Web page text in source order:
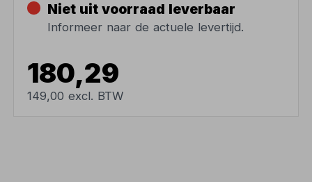
Niet uit voorraad leverbaar
Informeer naar de actuele levertijd.
180,29
149,00 excl. BTW